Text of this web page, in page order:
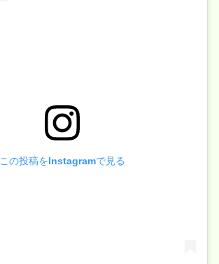
この投稿をInstagramで見る